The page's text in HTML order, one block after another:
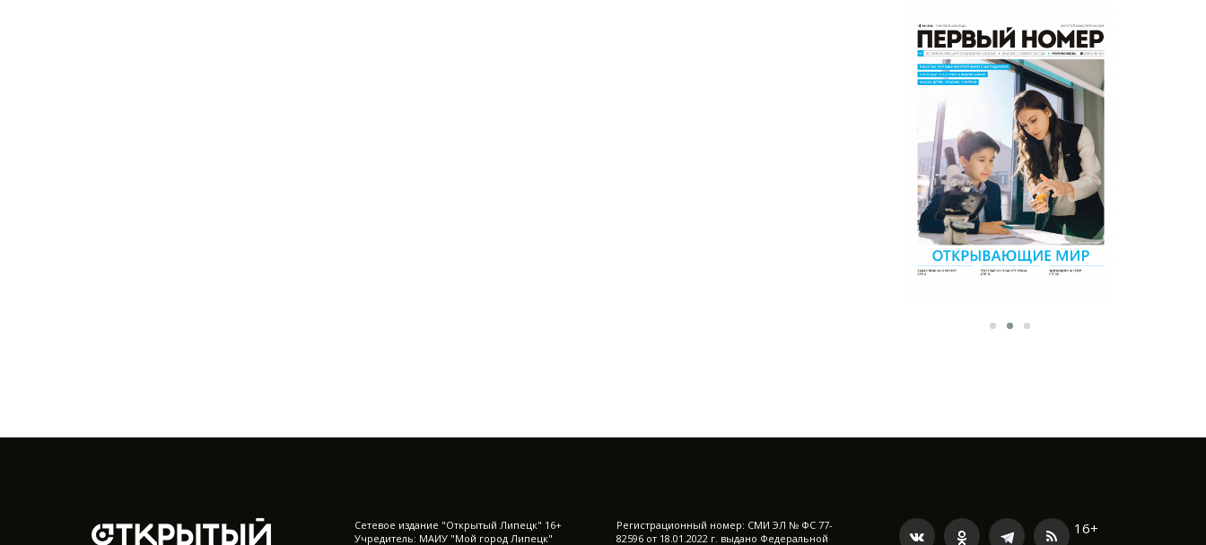
Cетевое издание "Открытый Липецк" 16+
Учредитель: МАИУ "Мой город Липецк"
Регистрационный номер: СМИ ЭЛ № ФС 77-
82596 от 18.01.2022 г. выдано Федеральной
16+